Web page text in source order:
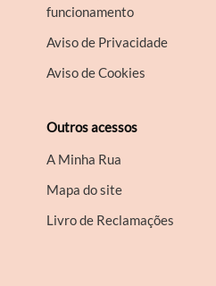
funcionamento
Aviso de Privacidade
Aviso de Cookies
Outros acessos
A Minha Rua
Mapa do site
Livro de Reclamações